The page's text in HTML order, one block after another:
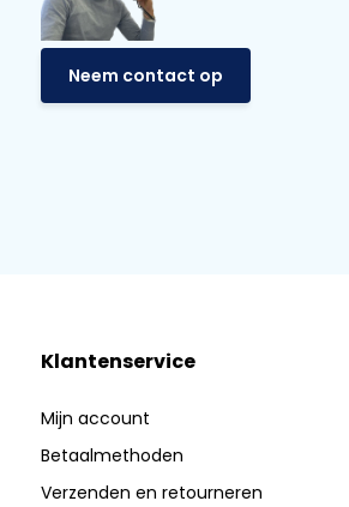
Neem contact op
Klantenservice
Mijn account
Betaalmethoden
Verzenden en retourneren